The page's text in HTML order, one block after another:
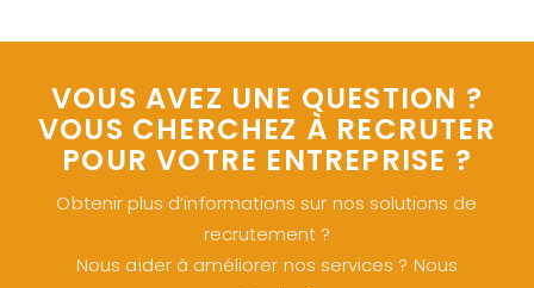
VOUS AVEZ UNE QUESTION ?
VOUS CHERCHEZ À RECRUTER
POUR VOTRE ENTREPRISE ?
Obtenir plus d’informations sur nos solutions de
recrutement ?
Nous aider à améliorer nos services ? Nous